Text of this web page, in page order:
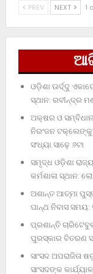
PREV NEXT 1
ଓଡ଼ିଶା ଊର୍ଦ୍ଦୁ
ସ୍ଥାନ: ରବୀନ୍ଦ୍ର
ଅକ୍ଷର ଓ
ନିରଂଜନ
ସଂଧ୍ୟା ସାଢ଼େ ୬ଟା
ସମୃଦ୍ଧ ଓଡ଼ିଶା
କର୍ମଶାଳା ସ୍ଥାନ:
ଅଶାନ୍ତ ଆତ୍ମା
ପାନ୍ଥ ନିବାସ ସମୟ:
ପ୍ରଶାନ୍ତି
ପୁରସ୍କାର ବିତରଣ
ସାଂସଦ ଅପରାଜିତା
ସାଂସଦଙ୍କ